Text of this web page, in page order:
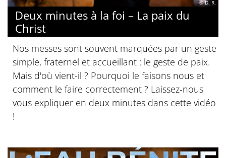
© D. R.
Deux minutes à la foi – La paix du
Christ
Nos messes sont souvent marquées par un geste
simple, fraternel et accueillant : le geste de paix.
Mais d'où vient-il ? Pourquoi le faisons nous et
comment le faire correctement ? Laissez-nous
vous expliquer en deux minutes dans cette vidéo
!